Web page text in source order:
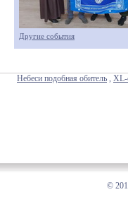
Другие события
Небеси подобная обитель , XL-
©